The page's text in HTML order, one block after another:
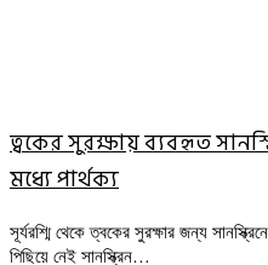
ত্বকের সুরক্ষায় ব্যবহৃত
মধ্যে পার্থক্য
সূর্যরশ্মি থেকে ত্বকের সুরক্ষার জন্য
পিছিয়ে নেই সানস্ক্রিন…